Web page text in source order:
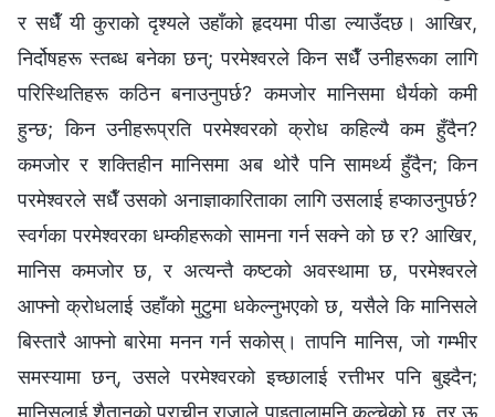
र सधैँ यी कुराको दृश्यले उहाँको हृदयमा पीडा ल्याउँदछ। आखिर,
निर्दोषहरू स्तब्ध बनेका छन्; परमेश्‍वरले किन सधैँ उनीहरूका लागि
परिस्थितिहरू कठिन बनाउनुपर्छ? कमजोर मानिसमा धैर्यको कमी
हुन्छ; किन उनीहरूप्रति परमेश्‍वरको क्रोध कहिल्यै कम हुँदैन?
कमजोर र शक्तिहीन मानिसमा अब थोरै पनि सामर्थ्य हुँदैन; किन
परमेश्‍वरले सधैँ उसको अनाज्ञाकारिताका लागि उसलाई हप्काउनुपर्छ?
स्वर्गका परमेश्‍वरका धम्कीहरूको सामना गर्न सक्ने को छ र? आखिर,
मानिस कमजोर छ, र अत्यन्तै कष्टको अवस्थामा छ, परमेश्‍वरले
आफ्‍नो क्रोधलाई उहाँको मुटुमा धकेल्नुभएको छ, यसैले कि मानिसले
बिस्तारै आफ्‍नो बारेमा मनन गर्न सकोस्। तापनि मानिस, जो गम्भीर
समस्यामा छन्, उसले परमेश्‍वरको इच्छालाई रत्तीभर पनि बुझ्दैन;
मानिसलाई शैतानको प्राचीन राजाले पाइतालामुनि कुल्चेको छ, तर ऊ